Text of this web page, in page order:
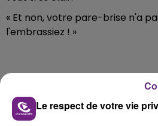
« Et non, votre pare-brise n'a
l'embrassiez ! »
Le respect de votre vie